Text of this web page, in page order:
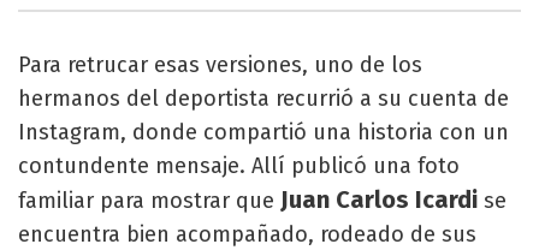
Para retrucar esas versiones, uno de los
hermanos del deportista recurrió a su cuenta de
Instagram, donde compartió una historia con un
contundente mensaje. Allí publicó una foto
familiar para mostrar que Juan Carlos Icardi se
encuentra bien acompañado, rodeado de sus